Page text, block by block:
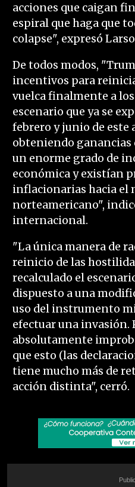
acciones que caigan
espiral que haga que
colapse", expresó
De todos modos,
incentivos para
vuelca finalmente a
escenario que ya se
febrero y junio de este
obteniendo
un enorme grado de
económica y existían
inflacionarias hacia el
norteamericano",
internacional.
"La única manera de
reinicio de las
recalculado el
dispuesto a una
uso del instrumento
efectuar una invasión.
absolutamente
que esto (las
tiene mucho más de
acción distinta", cerró.